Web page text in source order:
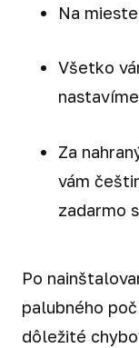
Na
Všetko
nastavíme
Za
vám
zadarmo
Po
palubného
dôležité